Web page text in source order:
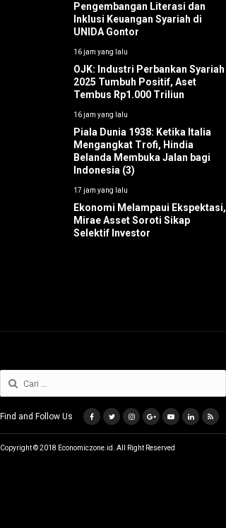
Pengembangan Literasi dan
Inklusi Keuangan Syariah di
UNIDA Gontor
16 jam yang lalu
OJK: Industri Perbankan Syariah
2025 Tumbuh Positif, Aset
Tembus Rp1.000 Triliun
16 jam yang lalu
Piala Dunia 1938: Ketika Italia
Mengangkat Trofi, Hindia
Belanda Membuka Jalan bagi
Indonesia (3)
17 jam yang lalu
Ekonomi Melampaui Ekspektasi,
Mirae Asset Soroti Sikap
Selektif Investor
Find and Follow Us
Copyright © 2018 Economiczone.id. All Right Reserved